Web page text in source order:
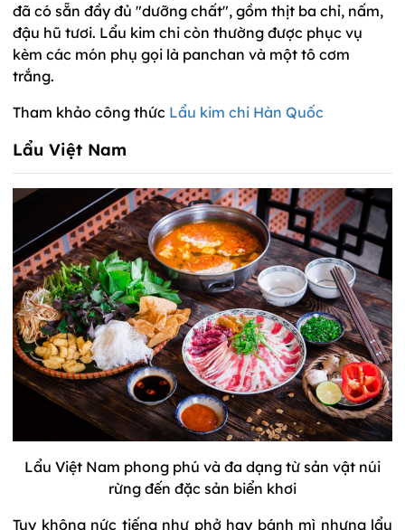
đã có sẵn đầy đủ "dưỡng chất", gồm thịt ba chỉ, nấm,
đậu hũ tươi. Lẩu kim chi còn thường được phục vụ
kèm các món phụ gọi là panchan và một tô cơm
trắng.
Tham khảo công thức Lẩu kim chi Hàn Quốc
Lẩu Việt Nam
Lẩu Việt Nam phong phú và đa dạng từ sản vật núi
rừng đến đặc sản biển khơi
Tuy không nức tiếng như phở hay bánh mì nhưng lẩu